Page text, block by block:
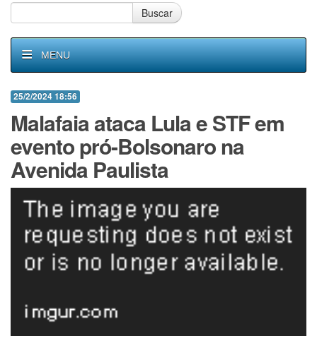
Buscar
MENU
25/2/2024 18:56
Malafaia ataca Lula e STF em
evento pró-Bolsonaro na
Avenida Paulista